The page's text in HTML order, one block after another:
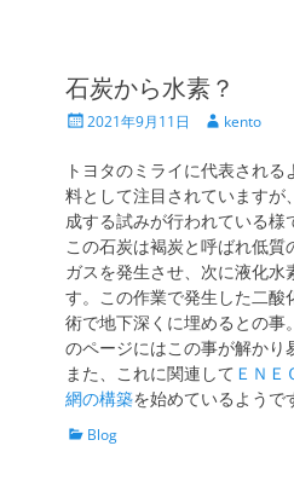
石炭から水素？
投
日
2021年9月11日
投
者
kento
トヨタのミライに代表され
料として注目されていますが
成する試みが行われている様
この石炭は褐炭と呼ばれ低
ガスを発生させ、次に液化
す。この作業で発生した二酸
術で地下深くに埋めるとの事。
のページにはこの事が解かり
また、これに関連して ＥＮＥ
網の構築を始めているようで
カ Blog